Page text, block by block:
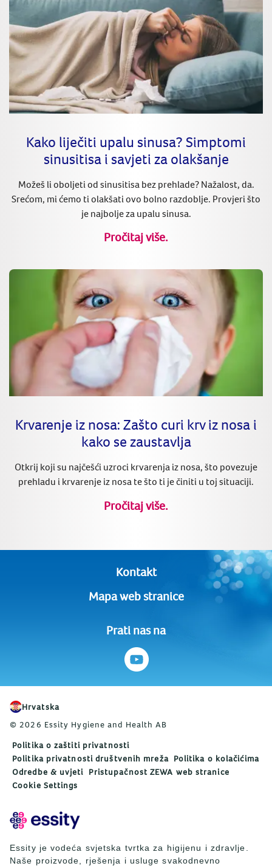
Kako liječiti upalu sinusa? Simptomi
sinusitisa i savjeti za olakšanje
Možeš li oboljeti od sinusitisa bez prehlade? Nažalost, da.
Srećom, mi ćemo ti olakšati ovo bolno razdoblje. Provjeri što
je najbolje za upalu sinusa.
Pročitaj više.
Krvarenje iz nosa: Zašto curi krv iz nosa i
kako se zaustavlja
Otkrij koji su najčešći uzroci krvarenja iz nosa, što povezuje
prehladu i krvarenje iz nosa te što ti je činiti u toj situaciji.
Pročitaj više.
Kontakt
Mapa web stranice
Prati nas na
Hrvatska
© 2026 Essity Hygiene and Health AB
Politika o zaštiti privatnosti
Politika privatnosti društvenih mreža Politika o kolačićima
Odredbe & uvjeti Pristupačnost ZEWA web stranice
Cookie Settings
Essity je vodeća svjetska tvrtka za higijenu i zdravlje.
Naše proizvode, rješenja i usluge svakodnevno